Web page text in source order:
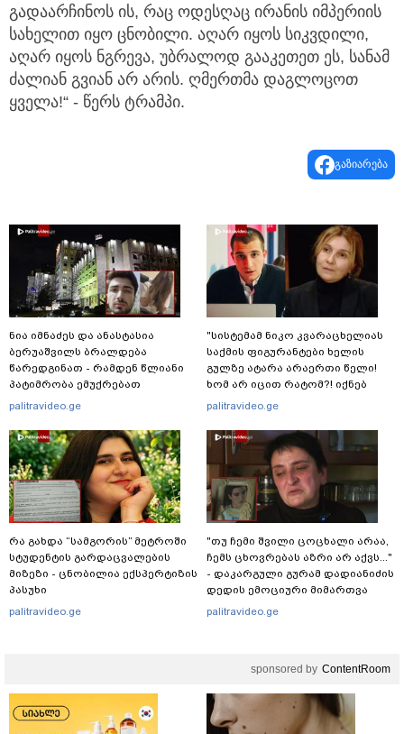
გადაარჩინოს ის, რაც ოდესღაც ირანის იმპერიის
სახელით იყო ცნობილი. აღარ იყოს სიკვდილი,
აღარ იყოს ნგრევა, უბრალოდ გააკეთეთ ეს, სანამ
ძალიან გვიან არ არის. ღმერთმა დაგლოცოთ
ყველა!“ - წერს ტრამპი.
გაზიარება
ნია იმნაძეს და ანასტასია
ბერუაშვილს ბრალდება
წარედგინათ - რამდენ წლიანი
პატიმრობა ემუქრებათ
არასრულწლოვნებს?
palitravideo.ge
რა გახდა “სამგორის” მეტროში
სტუდენტის გარდაცვალების
მიზეზი - ცნობილია ექსპერტიზის
პასუხი
palitravideo.ge
"სისტემამ ნიკო კვარაცხელიას
საქმის ფიგურანტები ხელის
გულზე ატარა არაერთი წელი!
ხომ არ იცით რატომ?! იქნებ
იმიტომ რომ თავად
კვარაცხელიას დედა
განცხადებას ავრცელებს
palitravideo.ge
"თუ ჩემი შვილი ცოცხალი არაა,
ჩემს ცხოვრებას აზრი არ აქვს..."
- დაკარგული გურამ დადიანიძის
დედის ემოციური მიმართვა
palitravideo.ge
sponsored by ContentRoom